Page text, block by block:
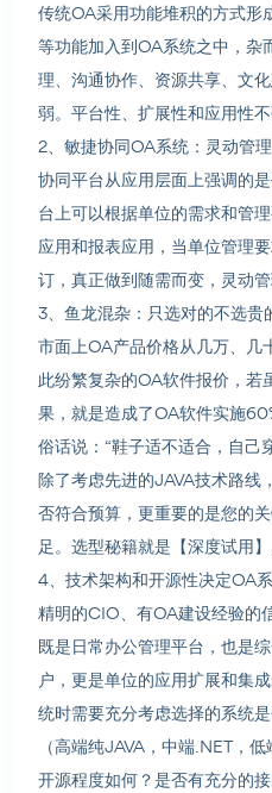
传统OA采用功能堆积的方式
等功能加入到OA系统之中，杂
理、沟通协作、资源共享、文
弱。平台性、扩展性和应用性不
2、敏捷协同OA系统：灵动管
协同平台从应用层面上强调的
台上可以根据单位的需求和管
应用和报表应用，当单位管理
订，真正做到随需而变，灵动管
3、鱼龙混杂：只选对的不选贵
市面上OA产品价格从几万、几
此纷繁复杂的OA软件报价，若
果，就是造成了OA软件实施
俗话说：“鞋子适不适合，自己
除了考虑先进的JAVA技术路线
否符合预算，更重要的是您的
足。选型秘籍就是【深度试用】
4、技术架构和开源性决定OA
精明的CIO、有OA建设经验的
既是日常办公管理平台，也是
户，更是单位的应用扩展和集
统时需要充分考虑选择的系统
（高端纯JAVA，中端.NET，
开源程度如何？是否有充分的